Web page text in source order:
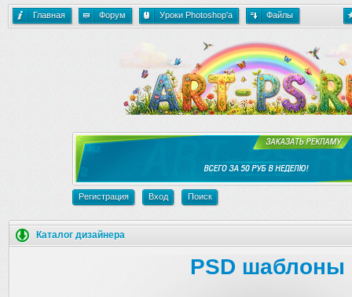
Главная Форум Уроки Photoshop'a Файлы
Регистрация Вход Поиск
Каталог дизайнера
PSD шаблоны